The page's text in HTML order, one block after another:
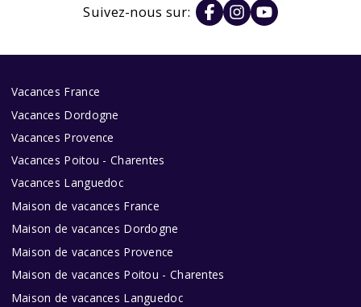
Suivez-nous sur:
Vacances France
Vacances Dordogne
Vacances Provence
Vacances Poitou - Charentes
Vacances Languedoc
Maison de vacances France
Maison de vacances Dordogne
Maison de vacances Provence
Maison de vacances Poitou - Charentes
Maison de vacances Languedoc